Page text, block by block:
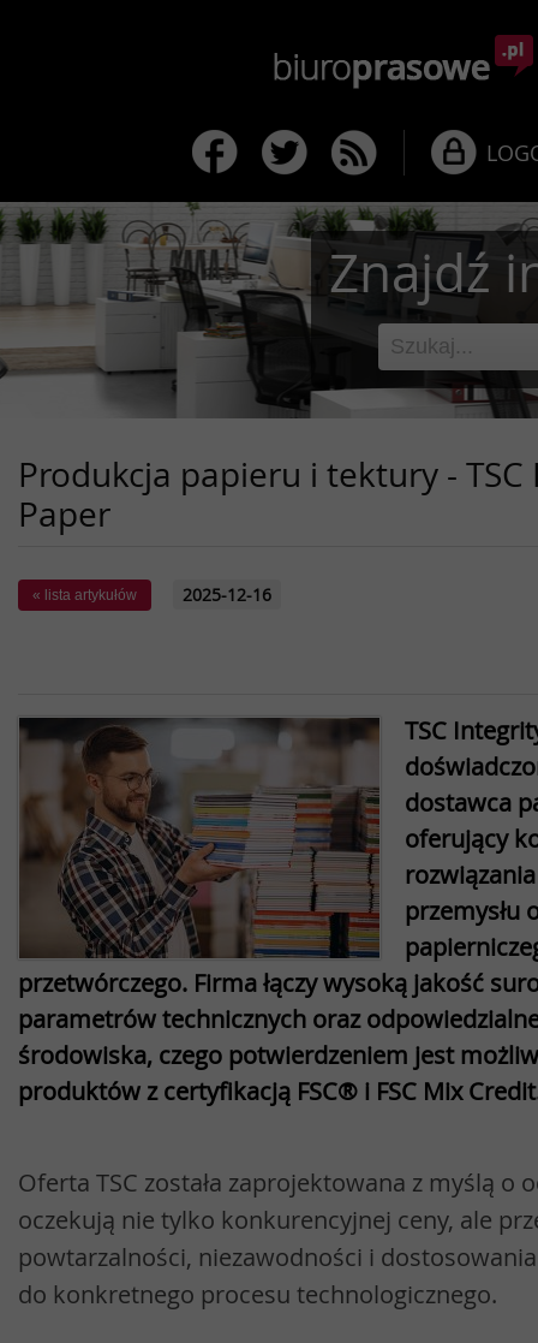
Znajdź
Produkcja papieru i tektury -
Paper
« lista artykułów 2025-12-16
TSC
dostawca
oferujący
przemysłu
przetwórczego. Firma łączy wysoką jakość
parametrów technicznych oraz
środowiska, czego potwierdzeniem jest
produktów z certyfikacją FSC® i FSC Mix
Oferta TSC została zaprojektowana z myślą o
oczekują nie tylko konkurencyjnej ceny, ale
powtarzalności, niezawodności i
do konkretnego procesu technologicznego.